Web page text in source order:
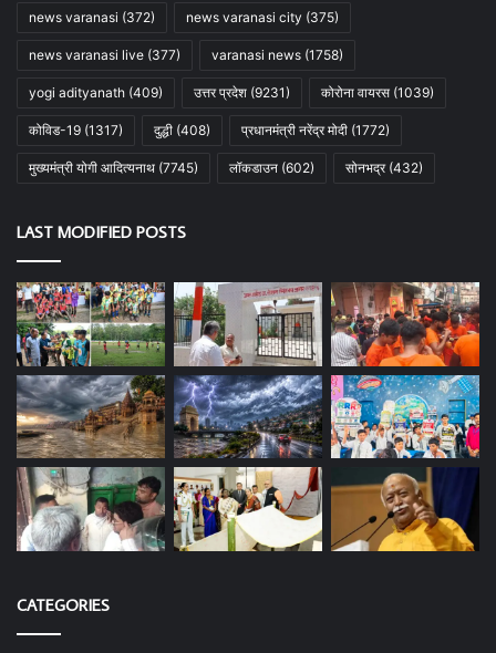
news varanasi (372) news varanasi city (375)
news varanasi live (377) varanasi news (1758)
yogi adityanath (409) उत्तर प्रदेश (9231) कोरोना वायरस (1039)
कोविड-19 (1317) दुद्धी (408) प्रधानमंत्री नरेंद्र मोदी (1772)
मुख्यमंत्री योगी आदित्यनाथ (7745) लॉकडाउन (602) सोनभद्र(432)
LAST MODIFIED POSTS
CATEGORIES